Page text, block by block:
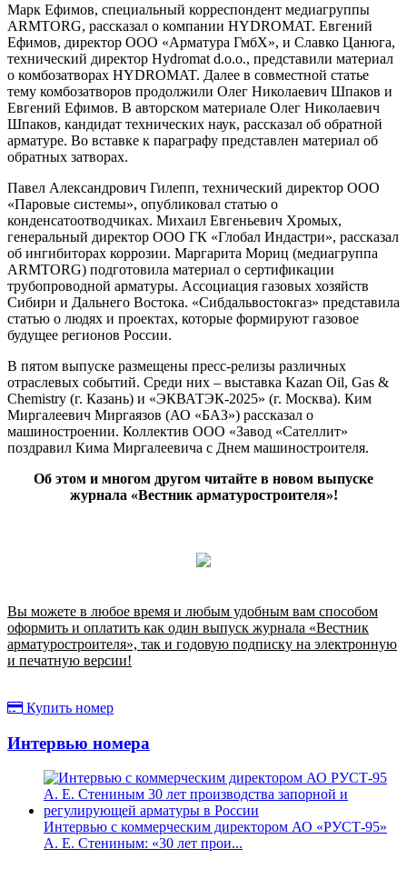
Марк Ефимов, специальный корреспондент медиагруппы
ARMTORG, рассказал о компании HYDROMAT. Евгений
Ефимов, директор ООО «Арматура ГмбХ», и Славко Цанюга,
технический директор Hydromat d.o.o., представили материал
о комбозатворах HYDROMAT. Далее в совместной статье
тему комбозатворов продолжили Олег Николаевич Шпаков и
Евгений Ефимов. В авторском материале Олег Николаевич
Шпаков, кандидат технических наук, рассказал об обратной
арматуре. Во вставке к параграфу представлен материал об
обратных затворах.
Павел Александрович Гилепп, технический директор ООО
«Паровые системы», опубликовал статью о
конденсатоотводчиках. Михаил Евгеньевич Хромых,
генеральный директор ООО ГК «Глобал Индастри», рассказал
об ингибиторах коррозии. Маргарита Мориц (медиагруппа
ARMTORG) подготовила материал о сертификации
трубопроводной арматуры. Ассоциация газовых хозяйств
Сибири и Дальнего Востока. «Сибдальвостокгаз» представила
статью о людях и проектах, которые формируют газовое
будущее регионов России.
В пятом выпуске размещены пресс-релизы различных
отраслевых событий. Среди них – выставка Kazan Oil, Gas &
Chemistry (г. Казань) и «ЭКВАТЭК-2025» (г. Москва). Ким
Миргалеевич Миргаязов (АО «БАЗ») рассказал о
машиностроении. Коллектив ООО «Завод «Сателлит»
поздравил Кима Миргалеевича с Днем машиностроителя.
Об этом и многом другом читайте в новом выпуске
журнала «Вестник арматуростроителя»!
Вы можете в любое время и любым удобным вам способом
оформить и оплатить как один выпуск журнала «Вестник
арматуростроителя», так и годовую подписку на электронную
и печатную версии!
Купить номер
Интервью номера
Интервью с коммерческим директором АО «РУСТ-95»
А. Е. Стениным: «30 лет прои...